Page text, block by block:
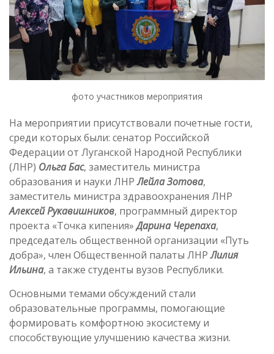
фото участников мероприятия
На мероприятии присутствовали почетные гости,
среди которых были: сенатор Российской
Федерации от Луганской Народной Республики
(ЛНР) Ольга Бас, заместитель министра
образования и науки ЛНРЛейла Зотова,
заместитель министра здравоохранения ЛНР
Алексей Рукавишников, программный директор
проекта «Точка кипения»Дарина Черепаха,
председатель общественной организации «Путь
добра», член Общественной палаты ЛНРЛилия
Ильина, а также студенты вузов Республики.
Основными темами обсуждений стали
образовательные программы, помогающие
формировать комфортною экосистему и
способствующие улучшению качества жизни.